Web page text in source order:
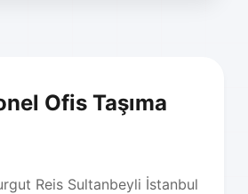
Ofis Taşıma
Reis Sultanbeyli İstanbul